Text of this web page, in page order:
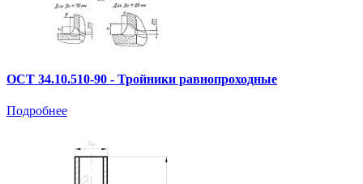
ОСТ 34.10.510-90 - Тройники равнопроходные
Подробнее